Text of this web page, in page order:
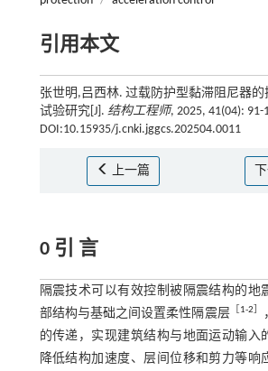
引用本文
张世明,吕西林. 过载防护型黏滞阻尼器
试验研究[J]. 结构工程师, 2025, 41(04): 91-
DOI:10.15935/j.cnki.jggcs.202504.0011
上一篇
0 引 言
隔震技术可以有效控制被隔震结构的地
部结构与基础之间设置柔性隔震层
1-2
的传递，实现建筑结构与地面运动输入
降低结构加速度、层间位移和剪力等响